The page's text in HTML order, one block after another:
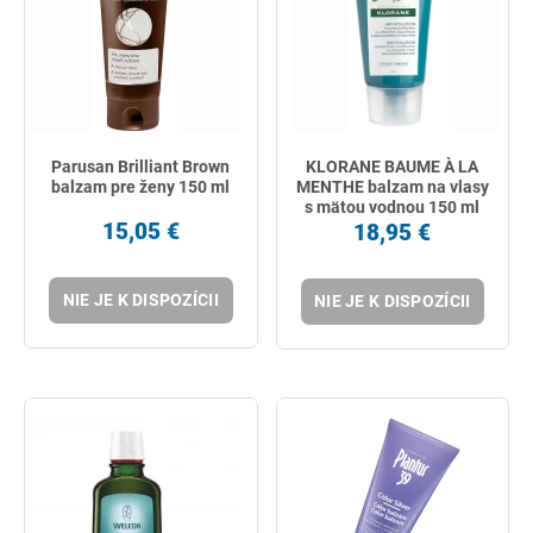
Parusan Brilliant Brown
balzam pre ženy 150 ml
15,05 €
NIE JE K DISPOZÍCII
KLORANE BAUME À LA
MENTHE balzam na vlasy
s mätou vodnou 150 ml
18,95 €
NIE JE K DISPOZÍCII